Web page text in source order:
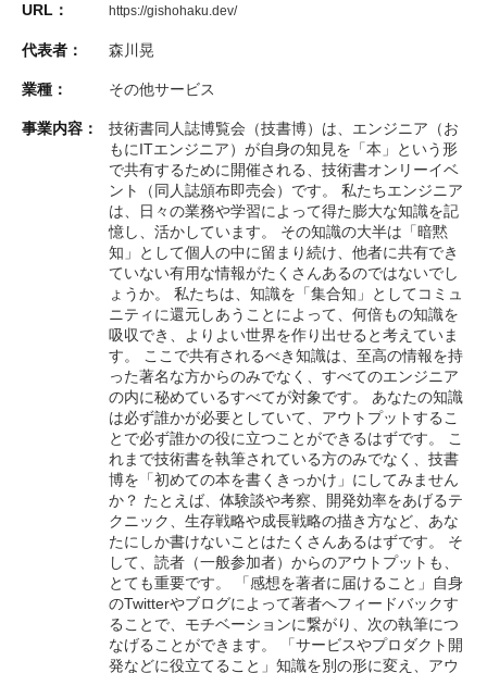
URL： https://gishohaku.dev/
代表者： 森川晃
業種： その他サービス
事業内容：
技術書同人誌博覧会（技書博）は、エンジニア（お
もにITエンジニア）が自身の知見を「本」という形
で共有するために開催される、技術書オンリーイベ
ント（同人誌頒布即売会）です。 私たちエンジニア
は、日々の業務や学習によって得た膨大な知識を記
憶し、活かしています。 その知識の大半は「暗黙
知」として個人の中に留まり続け、他者に共有でき
ていない有用な情報がたくさんあるのではないでし
ょうか。 私たちは、知識を「集合知」としてコミュ
ニティに還元しあうことによって、何倍もの知識を
吸収でき、よりよい世界を作り出せると考えていま
す。 ここで共有されるべき知識は、至高の情報を持
った著名な方からのみでなく、すべてのエンジニア
の内に秘めているすべてが対象です。 あなたの知識
は必ず誰かが必要としていて、アウトプットするこ
とで必ず誰かの役に立つことができるはずです。 こ
れまで技術書を執筆されている方のみでなく、技書
博を「初めての本を書くきっかけ」にしてみません
か？ たとえば、体験談や考察、開発効率をあげるテ
クニック、生存戦略や成長戦略の描き方など、あな
たにしか書けないことはたくさんあるはずです。 そ
して、読者（一般参加者）からのアウトプットも、
とても重要です。 「感想を著者に届けること」自身
のTwitterやブログによって著者へフィードバックす
ることで、モチベーションに繋がり、次の執筆につ
なげることができます。 「サービスやプロダクト開
発などに役立てること」知識を別の形に変え、アウ